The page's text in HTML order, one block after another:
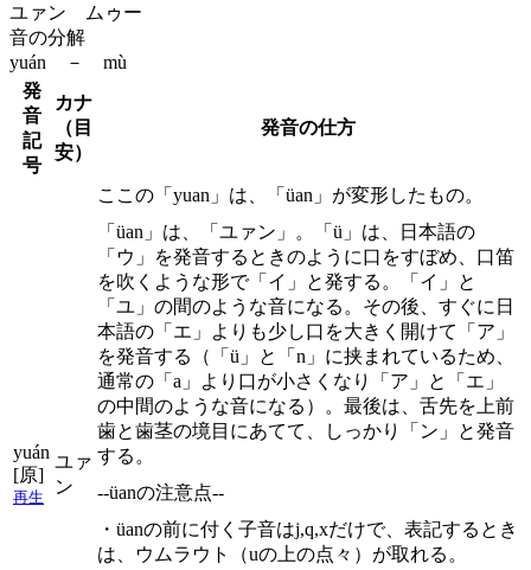
ユァン ムゥー
音の分解
yuán － mù
発
音
記
号
カナ
（目
安）
発音の仕方
yuán
[原]
再生
ユァ
ン
ここの「yuan」は、「üan」が変形したもの。
「üan」は、「ユァン」。「ü」は、日本語の
「ウ」を発音するときのように口をすぼめ、口笛
を吹くような形で「イ」と発する。「イ」と
「ユ」の間のような音になる。その後、すぐに日
本語の「エ」よりも少し口を大きく開けて「ア」
を発音する（「ü」と「n」に挟まれているため、
通常の「a」より口が小さくなり「ア」と「エ」
の中間のような音になる）。最後は、舌先を上前
歯と歯茎の境目にあてて、しっかり「ン」と発音
する。
--üanの注意点--
・üanの前に付く子音はj,q,xだけで、表記するとき
は、ウムラウト（uの上の点々）が取れる。